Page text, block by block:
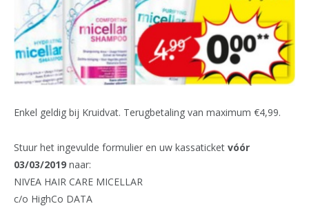
Enkel geldig bij Kruidvat. Terugbetaling van maximum €4,99.
Stuur het ingevulde formulier en uw kassaticket vóór
03/03/2019 naar:
NIVEA HAIR CARE MICELLAR
c/o HighCo DATA